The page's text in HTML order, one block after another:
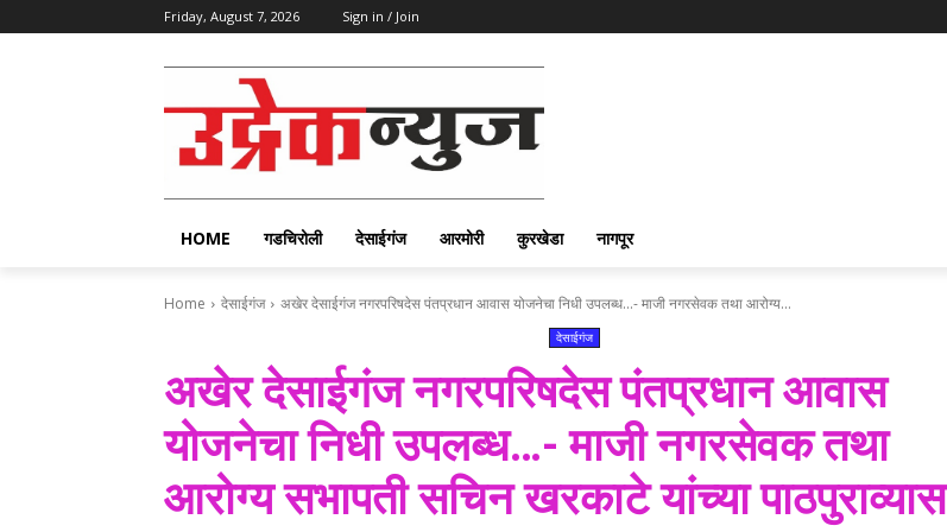
Friday, August 7, 2026 Sign in / Join
HOME गडचिरोली देसाईगंज आरमोरी कुरखेडा नागपूर
Home देसाईगंज अखेर देसाईगंज नगरपरिषदेस पंतप्रधान आवास योजनेचा निधी उपलब्ध...- माजी नगरसेवक तथा आरोग्य...
देसाईगंज
अखेर देसाईगंज नगरपरिषदेस पंतप्रधान आवास
योजनेचा निधी उपलब्ध…- माजी नगरसेवक तथा
आरोग्य सभापती सचिन खरकाटे यांच्या पाठपुराव्यास